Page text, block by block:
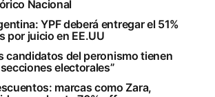
Nacional
YPF deberá entregar el 51%
por juicio en EE.UU
candidatos del peronismo tienen
electorales”
marcas como Zara,